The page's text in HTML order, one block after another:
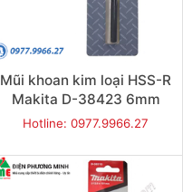
Mũi khoan kim loại HSS-R
Makita D-38423 6mm
Hotline: 0977.9966.27